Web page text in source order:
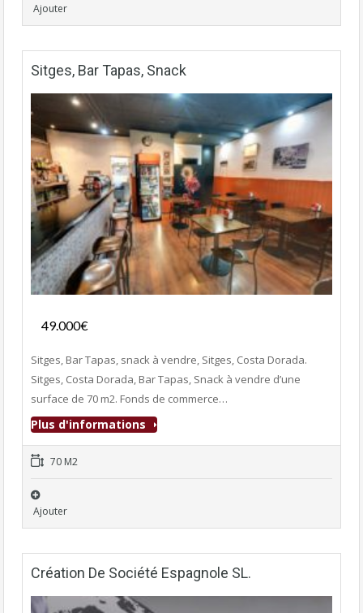
Ajouter
Sitges, Bar Tapas, Snack
Fonds de commerce
49.000€
Sitges, Bar Tapas, snack à vendre, Sitges, Costa Dorada.
Sitges, Costa Dorada, Bar Tapas, Snack à vendre d’une
surface de 70 m2. Fonds de commerce…
Plus d'informations
70 M2
Ajouter
Création De Société Espagnole SL.